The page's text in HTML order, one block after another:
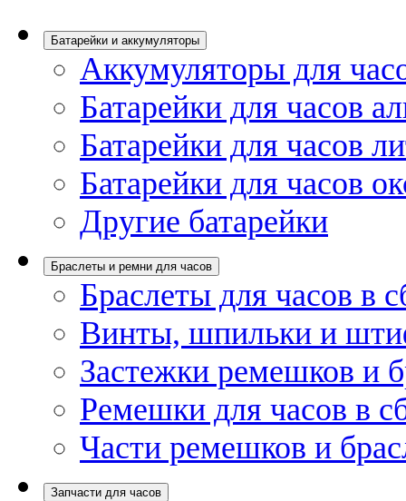
Батарейки и аккумуляторы
Аккумуляторы для
Батарейки для часов
Батарейки для часов
Батарейки для часов
Другие батарейки
Браслеты и ремни для часов
Браслеты для часов в
Винты, шпильки и
Застежки ремешков и
Ремешки для часов в
Части ремешков и
Запчасти для часов